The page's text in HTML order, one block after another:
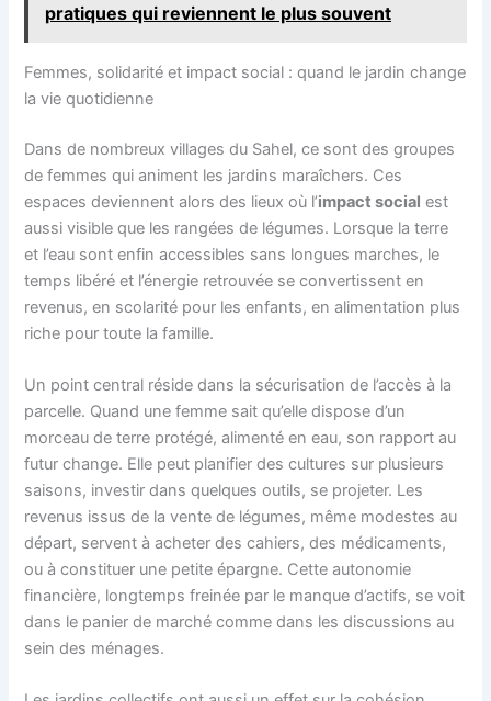
pratiques qui reviennent le plus souvent
Femmes, solidarité et impact social : quand le jardin change
la vie quotidienne
Dans de nombreux villages du Sahel, ce sont des groupes
de femmes qui animent les jardins maraîchers. Ces
espaces deviennent alors des lieux où l’impact social est
aussi visible que les rangées de légumes. Lorsque la terre
et l’eau sont enfin accessibles sans longues marches, le
temps libéré et l’énergie retrouvée se convertissent en
revenus, en scolarité pour les enfants, en alimentation plus
riche pour toute la famille.
Un point central réside dans la sécurisation de l’accès à la
parcelle. Quand une femme sait qu’elle dispose d’un
morceau de terre protégé, alimenté en eau, son rapport au
futur change. Elle peut planifier des cultures sur plusieurs
saisons, investir dans quelques outils, se projeter. Les
revenus issus de la vente de légumes, même modestes au
départ, servent à acheter des cahiers, des médicaments,
ou à constituer une petite épargne. Cette autonomie
financière, longtemps freinée par le manque d’actifs, se voit
dans le panier de marché comme dans les discussions au
sein des ménages.